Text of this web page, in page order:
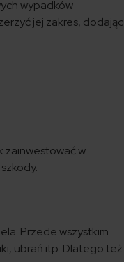
wypadków
jej zakres, dodając
zainwestować w
Przede wszystkim
ubrań itp. Dlatego też